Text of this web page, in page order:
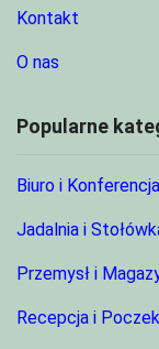
Kontakt
O nas
Popularne
Biuro i Konferencja
Jadalnia i
Przemysł i
Recepcja i